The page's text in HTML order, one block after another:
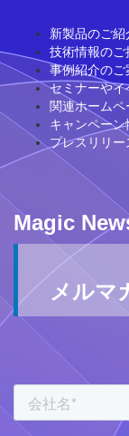
新製品のご紹
技術情報のご
事例紹介のご
セミナーやイ
関連ホーム
キャンペーン
プレスリリ
Magic
メルマ